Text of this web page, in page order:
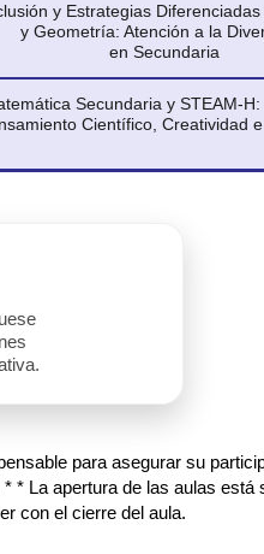
y Estrategias
y Geometría: Atención a la
en Secundaria
Secundaria y STEAM-H:
Científico, Creatividad
para asegurar su
La apertura de las aulas
con el cierre del aula.